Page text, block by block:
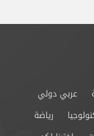
عربي دولي
رياضة